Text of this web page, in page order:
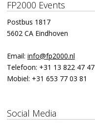
FP2000 Events
Postbus 1817
5602 CA Eindhoven
Email: info@fp2000.nl
Telefoon: +31 13 822 47 47
Mobiel: +31 653 77 03 81
Social Media